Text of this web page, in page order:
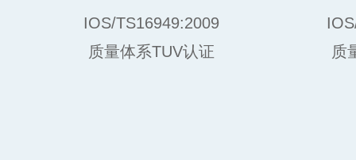
IOS/TS16949:2009
质量体系TUV认证
质